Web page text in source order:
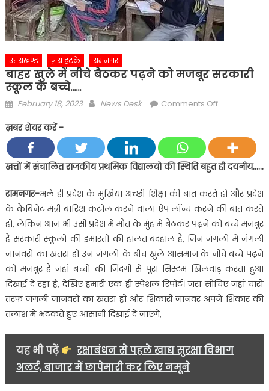
उत्तराखण्ड ज़रा हटके रामनगर
बाहर खुले में नीचे बैठकर पढ़ने को मजबूर सरकारी
स्कूल के बच्चे……
Posted
February 18, 2023 Author
News Desk Comments Offon
नीचे
बैठकर
को
मजबूर
सरकारी
स्कूल
के
बच्चे……
ख़बर शेयर करें -
खत्तों में संचालित राजकीय प्रथमिक विद्यालयो की स्थिति बहुत ही दयनीय……
रामनगर-भले ही प्रदेश के मुखिया अच्छी शिक्षा की बात करते हो और प्रदेश
के कैबिनेट मंत्री बारिश कंट्रोल करने वाला ऐप लॉन्च करने की बात करते
हो, लेकिन आज भी उसी प्रदेश में मौत के मुंह में बैठकर पढ़ने को बच्चे मजबूर
है सरकारी स्कूलों की इमारतों की हालत बदहाल है, जिन जंगलों में जंगली
जानवरों का खतरा हो उन जंगलों के बीच खुले आसमान के नीचे बच्चे पढ़ने
को मजबूर है जहां बच्चों की जिंदगी से पूरा सिस्टम खिलवाड़ करता हुआ
दिखाई दे रहा है, देखिए हमारी एक ही स्पेशल रिपोर्ट। जरा सोचिए जहां चारों
तरफ जंगली जानवरों का खतरा हो और शिकारी जानवर अपने शिकार की
तलाश में भटकते हुए आसानी दिखाई दे जाएंगे,
यह भी पढ़ें
रक्षाबंधन से पहले खाद्य सुरक्षा विभाग
अलर्ट, बाजार में छापेमारी कर लिए नमूने